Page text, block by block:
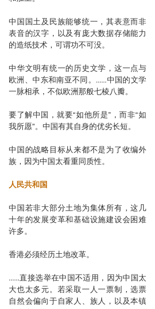
中国国土及民族能够统一，其表意而非
表音的汉字，以及有庞大数据存储能力
的造纸技术，可谓功不可没。
中华文明有统一的历史文学，这一点与
欧洲、中东和南亚不同。……中国的文学
一脉相承，不似欧洲那般七棱八瓣。
要了解中国，就要“如他所是”，而非“如
我所愿”。中国有其自身的优劣长短。
中国的战略目标从来都不是为了收编外
族，因为中国太看重同质性。
人民共和国
中国若非大部分土地为集体所有，这几
十年的发展变革和基础设施建设会困难
许多。
香港必须经历土地改革。
……直接选举在中国不适用，因为中国太
大也太多元。若采取一人一票制，选票
自然会偏向于自家人、族人，以及本镇